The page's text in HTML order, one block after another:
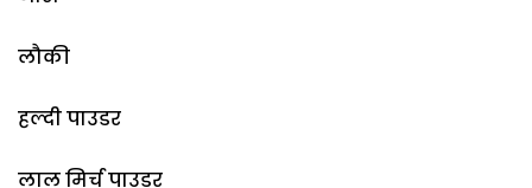
लौकी
हल्दी पाउडर
लाल मिर्च पाउडर